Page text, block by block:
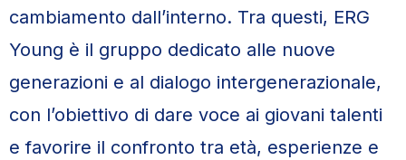
cambiamento dall’interno. Tra questi, ERG
Young è il gruppo dedicato alle nuove
generazioni e al dialogo intergenerazionale,
con l’obiettivo di dare voce ai giovani talenti
e favorire il confronto tra età, esperienze e